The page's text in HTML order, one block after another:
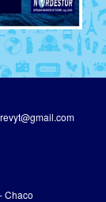
Chaco